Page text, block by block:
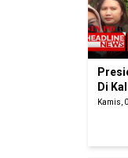
Di
Kamis,